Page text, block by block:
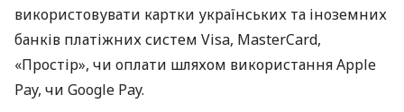
використовувати картки українських та іноземних
банків платіжних систем Visa, MasterCard,
«Простір», чи оплати шляхом використання Apple
Pay, чи Google Pay.